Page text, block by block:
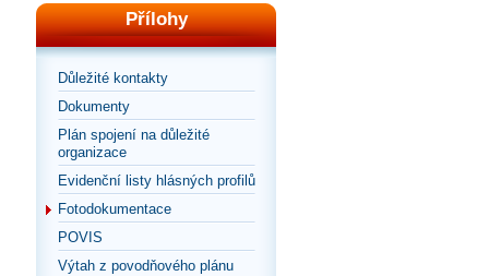
Přílohy
Důležité kontakty
Dokumenty
Plán spojení na důležité
organizace
Evidenční listy hlásných profilů
Fotodokumentace
POVIS
Výtah z povodňového plánu